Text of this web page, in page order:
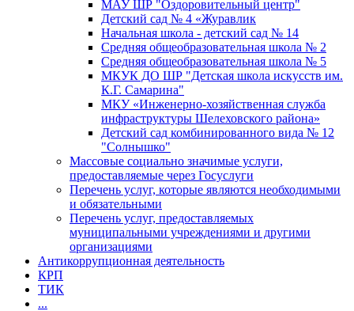
МАУ ШР "Оздоровительный центр"
Детский сад № 4 «Журавлик
Начальная школа - детский сад № 14
Средняя общеобразовательная школа № 2
Средняя общеобразовательная школа № 5
МКУК ДО ШР "Детская школа искусств им.
К.Г. Самарина"
МКУ «Инженерно-хозяйственная служба
инфраструктуры Шелеховского района»
Детский сад комбинированного вида № 12
"Солнышко"
Массовые социально значимые услуги,
предоставляемые через Госуслуги
Перечень услуг, которые являются необходимыми
и обязательными
Перечень услуг, предоставляемых
муниципальными учреждениями и другими
организациями
Антикоррупционная деятельность
КРП
ТИК
...